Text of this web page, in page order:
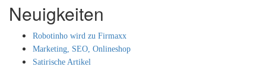
Neuigkeiten
Robotinho wird zu Firmaxx
Marketing, SEO, Onlineshop
Satirische Artikel